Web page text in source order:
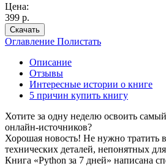
Цена:
399 р.
Скачать
Оглавление Полистать
Описание
Отзывы
Интересные истории о книге
5 причин купить книгу
Хотите за одну неделю освоить
онлайн-источников?
Хорошая новость! Не нужно тратить
технических деталей, непонятных
Книга «Python за 7 дней» написана